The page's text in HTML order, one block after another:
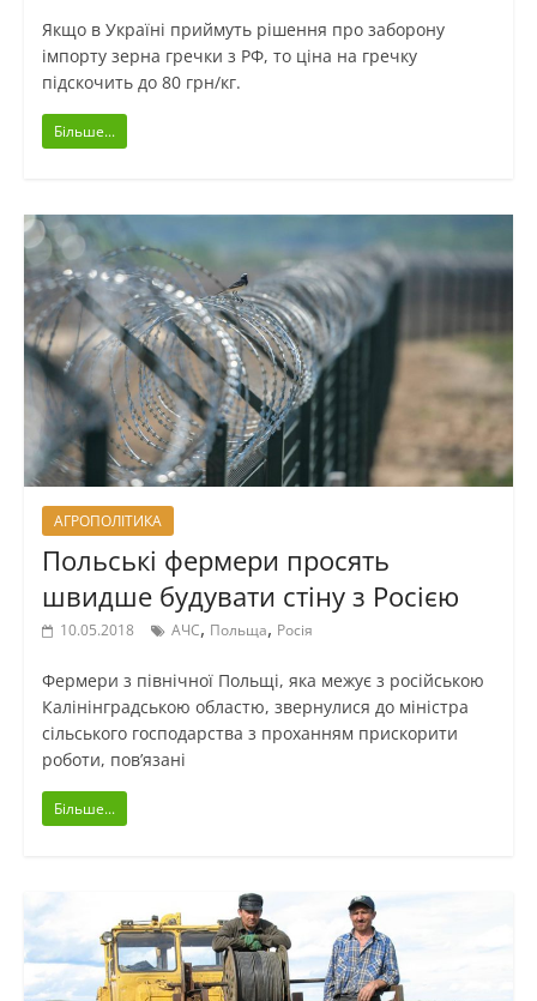
Якщо в Україні приймуть рішення про заборону
імпорту зерна гречки з РФ, то ціна на гречку
підскочить до 80 грн/кг.
Більше...
АГРОПОЛІТИКА
Польські фермери просять
швидше будувати стіну з Росією
10.05.2018 АЧС, Польща, Росія
Фермери з північної Польщі, яка межує з російською
Калінінградською областю, звернулися до міністра
сільського господарства з проханням прискорити
роботи, пов’язані
Більше...